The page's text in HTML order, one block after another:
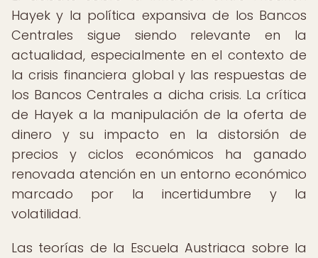
Hayek y la política expansiva de los Bancos
Centrales sigue siendo relevante en la
actualidad, especialmente en el contexto de
la crisis financiera global y las respuestas de
los Bancos Centrales a dicha crisis. La crítica
de Hayek a la manipulación de la oferta de
dinero y su impacto en la distorsión de
precios y ciclos económicos ha ganado
renovada atención en un entorno económico
marcado por la incertidumbre y la
volatilidad.
Las teorías de la Escuela Austriaca sobre la